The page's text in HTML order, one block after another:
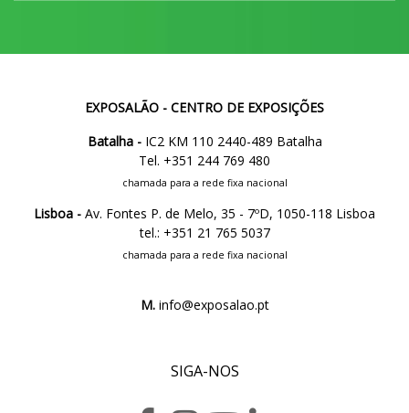
EXPOSALÃO - CENTRO DE EXPOSIÇÕES
Batalha -IC2 KM 110 2440-489 Batalha
Tel. +351 244 769 480
chamada para a rede fixa nacional
Lisboa - Av. Fontes P. de Melo, 35 - 7ºD, 1050-118 Lisboa
tel.: +351 21 765 5037
chamada para a rede fixa nacional
M.info@exposalao.pt
SIGA-NOS